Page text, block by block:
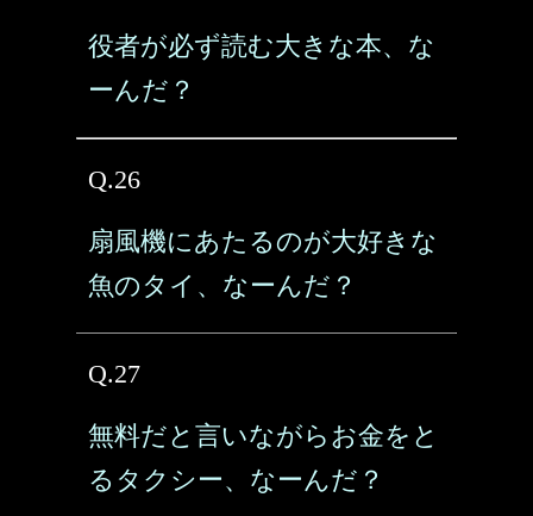
役者が必ず読む大きな本、な
ーんだ？
Q.26
扇風機にあたるのが大好きな
魚のタイ、なーんだ？
Q.27
無料だと言いながらお金をと
るタクシー、なーんだ？